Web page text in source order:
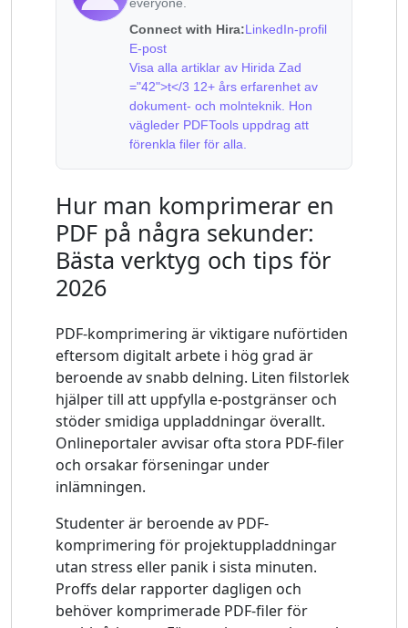
Connect with Hira:LinkedIn-profil
E-post
Visa alla artiklar av Hirida Zad
="42">t</3 12+ års erfarenhet av
dokument- och molnteknik. Hon
vägleder PDFTools uppdrag att
förenkla filer för alla.
Hur man komprimerar en
PDF på några sekunder:
Bästa verktyg och tips för
2026
PDF-komprimering är viktigare nuförtiden
eftersom digitalt arbete i hög grad är
beroende av snabb delning. Liten filstorlek
hjälper till att uppfylla e-postgränser och
stöder smidiga uppladdningar överallt.
Onlineportaler avvisar ofta stora PDF-filer
och orsakar förseningar under
inlämningen.
Studenter är beroende av PDF-
komprimering för projektuppladdningar
utan stress eller panik i sista minuten.
Proffs delar rapporter dagligen och
behöver komprimerade PDF-filer för